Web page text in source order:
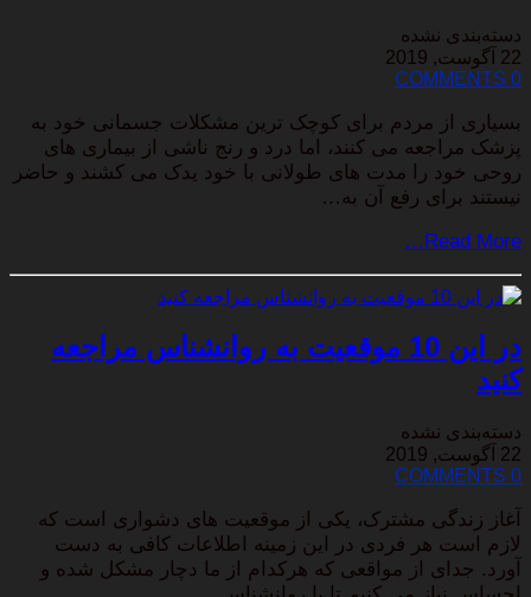
دسته‌بندی نشده
22 آگوست, 2019
0 COMMENTS
بسیاری از مردم برای کوچک ترین مشکلات جسمانی خود به
پزشک مراجعه می کنند، اما درد و رنج ناشی از بیماری های
روحی خود را مدت های طولانی با خود یدک می کشند و حاضر
نیستند برای رفع آن به…
Read More…
در این 10 موقعیت به روانشناس مراجعه
کنید
دسته‌بندی نشده
22 آگوست, 2019
0 COMMENTS
آغاز زندگی مشترک، یکی از موقعیت های دشواری است که
لازم است هر فردی در این زمینه اطلاعات کافی به دست
آورد. جدای از مواقعی که هرکدام از ما دچار مشکل شده و